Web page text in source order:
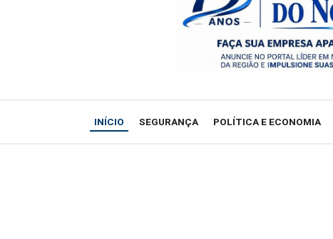
acordo
INÍCIO SEGURANÇA POLÍTICA E ECONOMIA